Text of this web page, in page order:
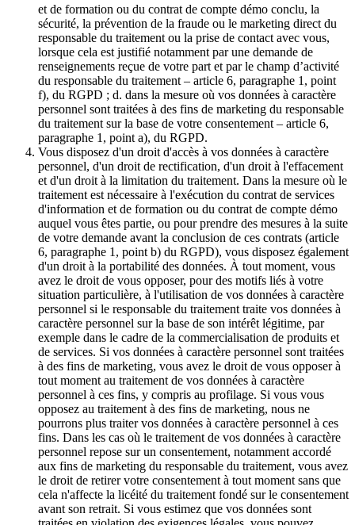
et de formation ou du contrat de compte démo conclu, la
sécurité, la prévention de la fraude ou le marketing direct du
responsable du traitement ou la prise de contact avec vous,
lorsque cela est justifié notamment par une demande de
renseignements reçue de votre part et par le champ d’activité
du responsable du traitement – article 6, paragraphe 1, point
f), du RGPD ; d. dans la mesure où vos données à caractère
personnel sont traitées à des fins de marketing du responsable
du traitement sur la base de votre consentement – article 6,
paragraphe 1, point a), du RGPD.
Vous disposez d'un droit d'accès à vos données à caractère
personnel, d'un droit de rectification, d'un droit à l'effacement
et d'un droit à la limitation du traitement. Dans la mesure où le
traitement est nécessaire à l'exécution du contrat de services
d'information et de formation ou du contrat de compte démo
auquel vous êtes partie, ou pour prendre des mesures à la suite
de votre demande avant la conclusion de ces contrats (article
6, paragraphe 1, point b) du RGPD), vous disposez également
d'un droit à la portabilité des données. À tout moment, vous
avez le droit de vous opposer, pour des motifs liés à votre
situation particulière, à l'utilisation de vos données à caractère
personnel si le responsable du traitement traite vos données à
caractère personnel sur la base de son intérêt légitime, par
exemple dans le cadre de la commercialisation de produits et
de services. Si vos données à caractère personnel sont traitées
à des fins de marketing, vous avez le droit de vous opposer à
tout moment au traitement de vos données à caractère
personnel à ces fins, y compris au profilage. Si vous vous
opposez au traitement à des fins de marketing, nous ne
pourrons plus traiter vos données à caractère personnel à ces
fins. Dans les cas où le traitement de vos données à caractère
personnel repose sur un consentement, notamment accordé
aux fins de marketing du responsable du traitement, vous avez
le droit de retirer votre consentement à tout moment sans que
cela n'affecte la licéité du traitement fondé sur le consentement
avant son retrait. Si vous estimez que vos données sont